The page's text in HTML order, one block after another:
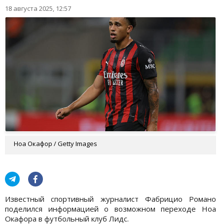
18 августа 2025, 12:57
Ноа Окафор / Getty Images
Известный спортивный журналист Фабрицио Романо
поделился информацией о возможном переходе Ноа
Окафора в футбольный клуб Лидс.